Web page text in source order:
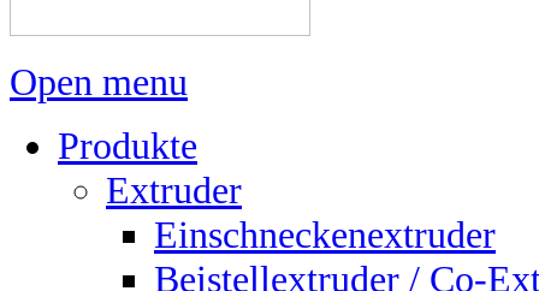
Open menu
Produkte
Extruder
Einschneckenextruder
Beistellextruder / Co-